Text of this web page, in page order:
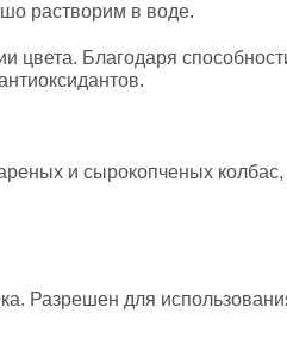
растворим в воде.
Благодаря
и сырокопченых
Разрешен для